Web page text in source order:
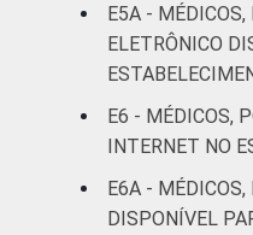
IDENTIFICAÇÃO DE
DE SAÚDE
E5A -
ELETRÔNICO
E6 - MÉDICOS,
INTERNET NO
E6A -
DISPONÍVEL